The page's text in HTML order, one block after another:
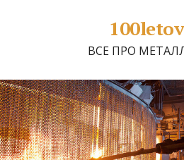
ВСЕ ПРО